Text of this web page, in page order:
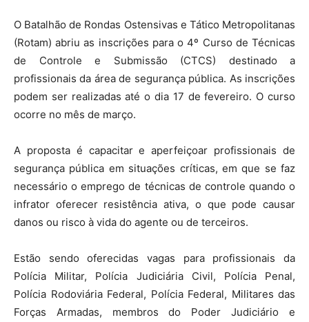
O Batalhão de Rondas Ostensivas e Tático Metropolitanas
(Rotam) abriu as inscrições para o 4º Curso de Técnicas
de Controle e Submissão (CTCS) destinado a
profissionais da área de segurança pública. As inscrições
podem ser realizadas até o dia 17 de fevereiro. O curso
ocorre no mês de março.
A proposta é capacitar e aperfeiçoar profissionais de
segurança pública em situações críticas, em que se faz
necessário o emprego de técnicas de controle quando o
infrator oferecer resistência ativa, o que pode causar
danos ou risco à vida do agente ou de terceiros.
Estão sendo oferecidas vagas para profissionais da
Polícia Militar, Polícia Judiciária Civil, Polícia Penal,
Polícia Rodoviária Federal, Polícia Federal, Militares das
Forças Armadas, membros do Poder Judiciário e